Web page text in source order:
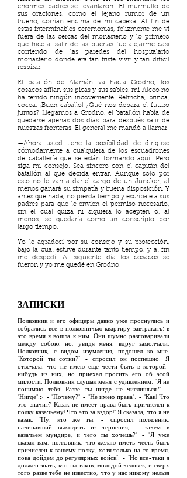
enormes padres se levantaron. El murmullo de
sus oraciones, como el lejano rumor de un
trueno, corrían encima de mi cabeza. Al fin de
estas interminables ceremonias, felizmente me vi
fuera de las cercas del monasterio y lo primero
que hice al salir de las puertas fue alejarme casi
corriendo de las paredes del hospitalario
monasterio donde era tan triste vivir y tan difícil
respirar.
El batallón de Atamán va hacia Grodno, los
cosacos afilan sus picas y sus sables, mi Alceo no
ha tenido ningún incoveniente: Relincha, brinca,
cocea. ¡Buen caballo! ¿Qué nos depara el futuro
juntos? Llegamos a Grodno, el batallón había de
quedarse apenas dos días para después salir de
nuestras fronteras. El general me mandó a llamar:
—Ahora usted tiene la posibilidad de dirigirse
cómodamente a cualquiera de los escuadrones
de caballería que se están formando aquí. Pero
siga mi consejo. Sea sincero con el capitán del
batallón al que decida entrar. Aunque solo por
esto no le van a dar el cargo de un Juncker, al
menos ganará su simpatía y buena disposición. Y
antes que nada, no pierda tiempo y escríbale a sus
padres para que le envíen el permiso necesario,
sin el cual quizá ni siquiera lo acepten o, al
menos, se quedaría como un conscripto por
largo tiempo.
Yo le agradecí por su consejo y su protección,
bajo la cual estuve durante tanto tiempo, y al fin
me despedí. Al siguiente día los cosacos se
fueron y yo me quedé en Grodno.
ЗАПИСКИ
Полковник и его офицеры давно уже проснулись и
собрались все в полковничью квартиру завтракать; в
это время я вошла к ним. Они шумно разговаривали
между собою, но, увидя меня, вдруг замолчали.
Полковник, с видом изумления, подошел ко мне.
"Которой ты сотни?" - спросил он поспешно. Я
отвечала, что не имею еще чести быть в которой-
нибудь из них; но приехал просить его об этой
милости. Полковник слушал меня с удивлением. "Я не
понимаю тебя! Разве ты нигде не числишься?" -
"Нигде".> - "Почему?" - "Не имею права". - "Как! Что
это значит? Казак не имеет права быть причислен к
полку казачьему! Что это за вздор!" Я сказала, что я не
казак. "Ну, кто же ты, - спросил полковник,
начинавший выходить из терпения, - зачем в
казачьем мундире, и чего ты хочешь?" - "Я уже
сказал вам, полковник, что желаю иметь честь быть
причислен к вашему полку, хотя только на то время,
пока дойдем до регулярных войск". - "Но все-таки я
должен знать, кто ты таков, молодой человек, и сверх
того разве тебе не известно, что у нас никому нельзя